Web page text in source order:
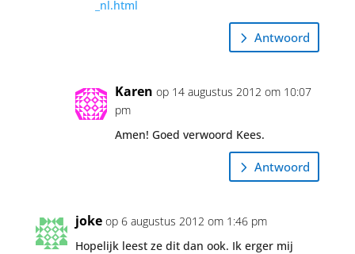
_nl.html
Antwoord
Karen op 14 augustus 2012 om 10:07
pm
Amen! Goed verwoord Kees.
Antwoord
joke op 6 augustus 2012 om 1:46 pm
Hopelijk leest ze dit dan ook. Ik erger mij